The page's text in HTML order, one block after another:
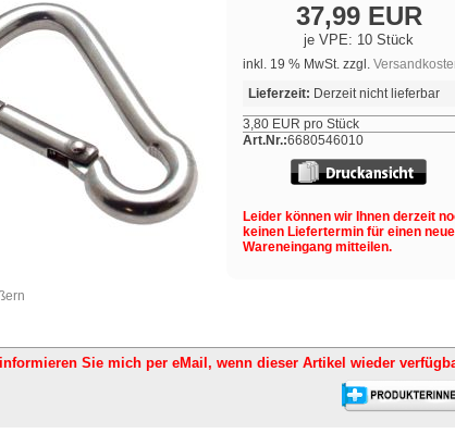
37,99 EUR
je VPE: 10 Stück
inkl. 19 % MwSt. zzgl.
Lieferzeit: Derzeit nicht lieferbar
3,80 EUR pro Stück
Art.Nr.:6680546010
Leider können wir Ihnen derzeit
keinen Liefertermin für einen
Wareneingang mitteilen.
Sie mich per eMail, wenn dieser Artikel wieder